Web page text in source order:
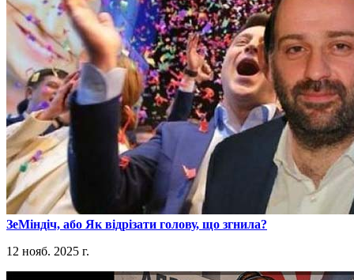
​ЗеМіндіч, або Як відрізати голову, що згнила?
12 нояб. 2025 г.